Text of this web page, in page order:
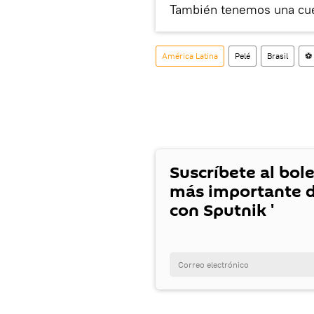
También tenemos una
América Latina Pelé Brasil
Suscríbete al
más importante
con Sputnik '